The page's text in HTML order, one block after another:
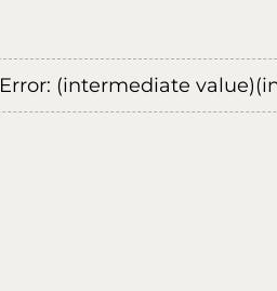
Error: (intermediate